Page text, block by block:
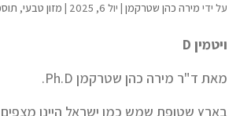
על ידי מירה כהן שטרקמן | יול 6, 2025 | מזון טבעי,
ויטמין D
מאת ד"ר מירה כהן שטרקמן Ph.D.